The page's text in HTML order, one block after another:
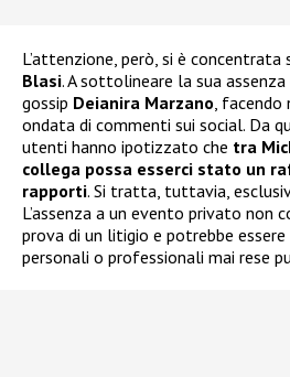
L’attenzione, però, si è
Blasi. A sottolineare la sua
gossip Deianira Marzano ,
ondata di commenti sui social. Da
utenti hanno ipotizzato che tra
collega possa esserci stato un
rapporti. Si tratta, tuttavia,
L’assenza a un evento privato non
prova di un litigio e potrebbe
personali o professionali mai rese